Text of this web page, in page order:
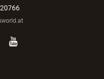
youtube